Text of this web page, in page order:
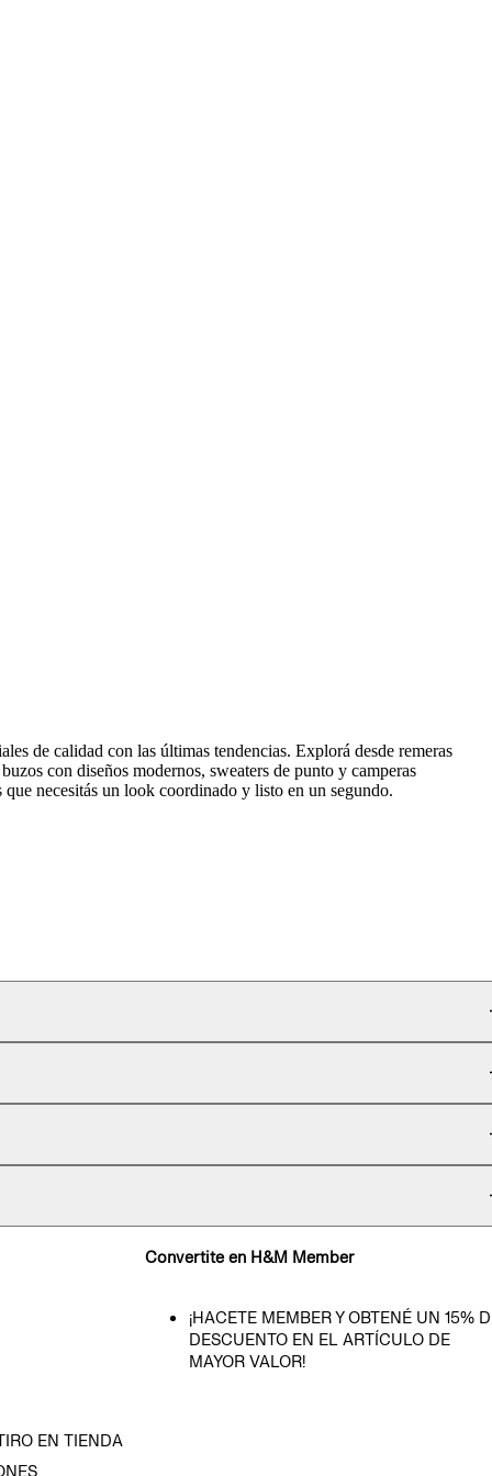
de calidad con las últimas tendencias. Explorá desde remeras
con diseños modernos, sweaters de punto y camperas
necesitás un look coordinado y listo en un segundo.
EN TIENDA
Convertite en H&M Member
¡HACETE MEMBER Y OBTENÉ UN 15%
DESCUENTO EN EL ARTÍCULO DE
MAYOR VALOR!